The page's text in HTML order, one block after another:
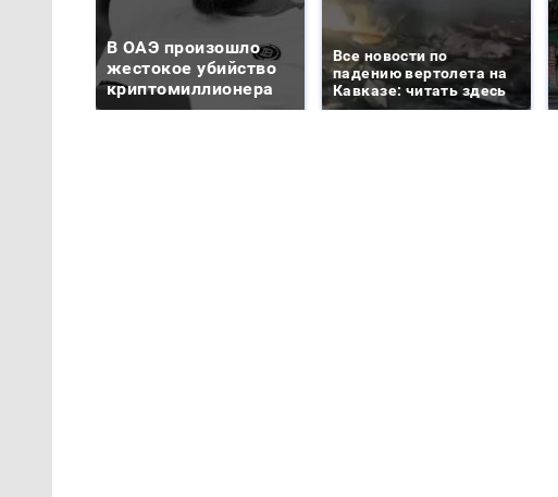
В ОАЭ произошло
жестокое убийство
криптомиллионера
Все новости по
падению вертолета на
Кавказе: читать здесь